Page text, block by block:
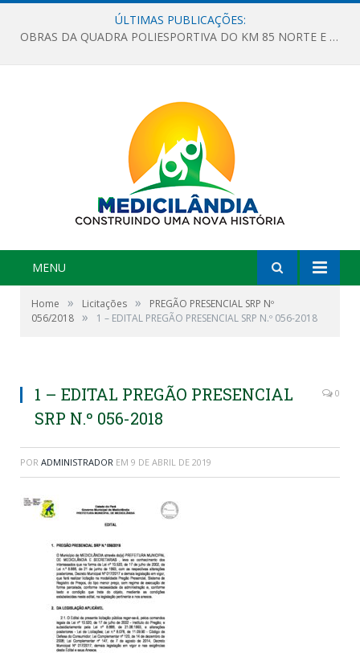
ÚLTIMAS PUBLICAÇÕES:
OBRAS DA QUADRA POLIESPORTIVA DO KM 85 NORTE E DA ESCOLA GASPAR VIANA AVANÇAM
MENU
Home » Licitações »
PREGÃO PRESENCIAL SRP Nº
056/2018 » 1 – EDITAL PREGÃO PRESENCIAL SRP N.º 056-2018
1 – EDITAL PREGÃO PRESENCIAL
SRP N.º 056-2018
0
POR ADMINISTRADOR EM 9 DE ABRIL DE 2019